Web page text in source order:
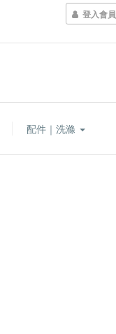
登入會員
配件｜洗滌